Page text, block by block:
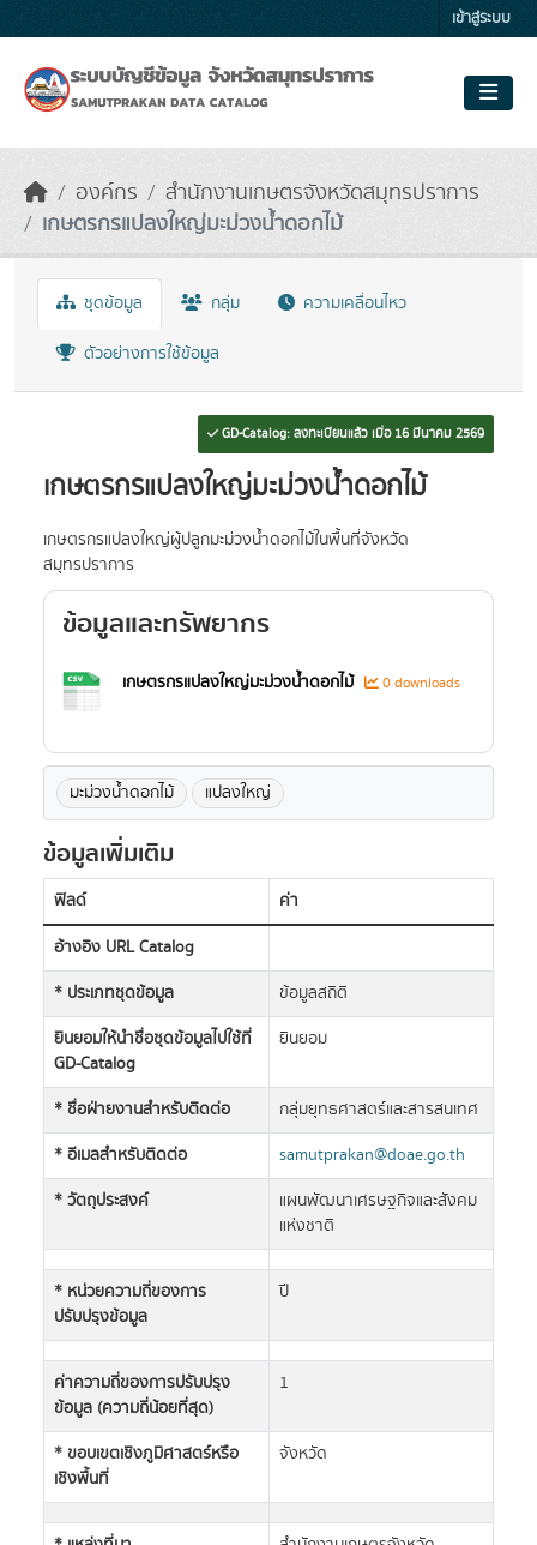
เข้าสู่ระบบ
องค์กร
สำนักงานเกษตรจังหวัดสมุทรปราการ
เกษตรกรแปลงใหญ่มะม่วงน้ำดอกไม้
ชุดข้อมูล กลุ่ม ความเคลื่อนไหว
ตัวอย่างการใช้ข้อมูล
GD-Catalog: ลงทะเบียนแล้ว เมื่อ 16 มีนาคม 2569
เกษตรกรแปลงใหญ่มะม่วงน้ำดอกไม้
เกษตรกรแปลงใหญ่ผู้ปลูกมะม่วงน้ำดอกไม้ในพื้นที่จังหวัด
สมุทรปราการ
ข้อมูลและทรัพยากร
เกษตรกรแปลงใหญ่มะม่วงน้ำดอกไม้ 0 downloads
มะม่วงน้ำดอกไม้ แปลงใหญ่
ข้อมูลเพิ่มเติม
ฟิลด์
ค่า
อ้างอิง URL Catalog
* ประเภทชุดข้อมูล
ข้อมูลสถิติ
ยินยอมให้นำชื่อชุดข้อมูลไปใช้ที่
GD-Catalog
ยินยอม
* ชื่อฝ่ายงานสำหรับติดต่อ
กลุ่มยุทธศาสตร์และสารสนเทศ
* อีเมลสำหรับติดต่อ
samutprakan@doae.go.th
* วัตถุประสงค์
แผนพัฒนาเศรษฐกิจและสังคม
แห่งชาติ
* หน่วยความถี่ของการ
ปรับปรุงข้อมูล
ปี
ค่าความถี่ของการปรับปรุง
ข้อมูล (ความถี่น้อยที่สุด)
1
* ขอบเขตเชิงภูมิศาสตร์หรือ
เชิงพื้นที่
จังหวัด